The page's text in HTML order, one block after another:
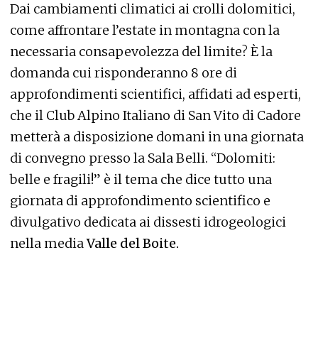
Dai cambiamenti climatici ai crolli dolomitici,
come affrontare l’estate in montagna con la
necessaria consapevolezza del limite? È la
domanda cui risponderanno 8 ore di
approfondimenti scientifici, affidati ad esperti,
che il Club Alpino Italiano di San Vito di Cadore
metterà a disposizione domani in una giornata
di convegno presso la Sala Belli. “Dolomiti:
belle e fragili!” è il tema che dice tutto una
giornata di approfondimento scientifico e
divulgativo dedicata ai dissesti idrogeologici
nella mediaValle del Boite.